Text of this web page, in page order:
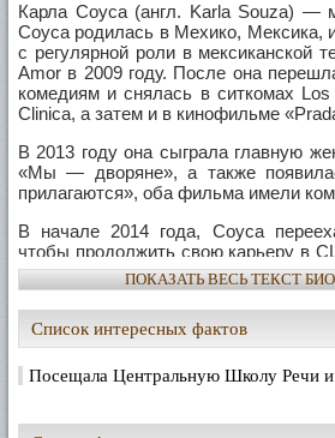
Карла Соуса (англ. Karla Souza) —
Соуса родилась в Мехико, Мексика,
с регулярной роли в мексиканской
Amor в 2009 году. После она
комедиям и снялась в ситкомах
Clinica, а затем и в кинофильме
В 2013 году она сыграла главную
«Мы — дворяне», а также
прилагаются», оба фильма имели
В начале 2014 года, Соуса
чтобы продолжить свою карьеру в
получила одну из основных ролей в
Шонды Раймс «Как избежать
ABC.
ПОКАЗАТЬ ВЕСЬ ТЕКСТ
Список интересных фактов
Посещала Центральную Школу Речи